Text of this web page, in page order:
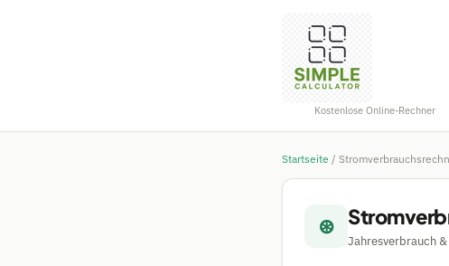
Kostenlose Online-Rechner
Startseite /
⊛
Jahresverbrauch